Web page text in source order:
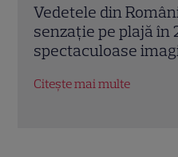
Mihaela Rădulescu
Povestea uneia
vedete TV și marea